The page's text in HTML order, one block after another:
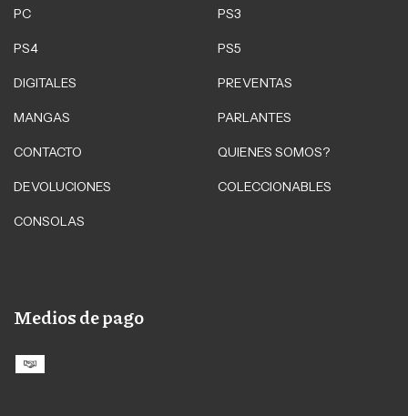
PC PS3
PS4 PS5
DIGITALES PREVENTAS
MANGAS PARLANTES
CONTACTO QUIENES SOMOS?
DEVOLUCIONES COLECCIONABLES
CONSOLAS
Medios de pago